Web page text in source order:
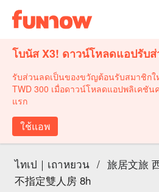
โบนัส X3! ดาวน์โหลดแอปรับ
รับส่วนลดเป็นของขวัญต้อนรับสมาชิกใ
TWD 300 เมื่อดาวน์โหลดแอปพลิเคชัน
แรก
ใช้แอพ
ไทเป｜เถาหยวน / 旅居文旅
不指定雙人房 8h